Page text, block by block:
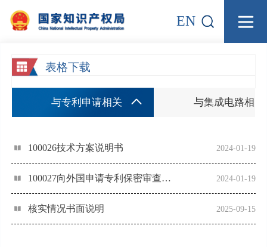
EN
表格下载
与专利申请相关 与集成电路相关
100026技术方案说明书 2024-01-19
100027向外国申请专利保密审查请求书 2024-01-19
核实情况书面说明 2025-09-15